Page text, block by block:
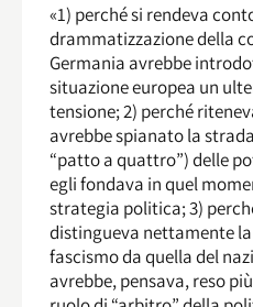
«1) perché si rendeva
drammatizzazione della
Germania avrebbe
situazione europea un
tensione; 2) perché
avrebbe spianato la
“patto a quattro”) delle
egli fondava in quel
strategia politica; 3)
distingueva nettamente
fascismo da quella del
avrebbe, pensava, reso